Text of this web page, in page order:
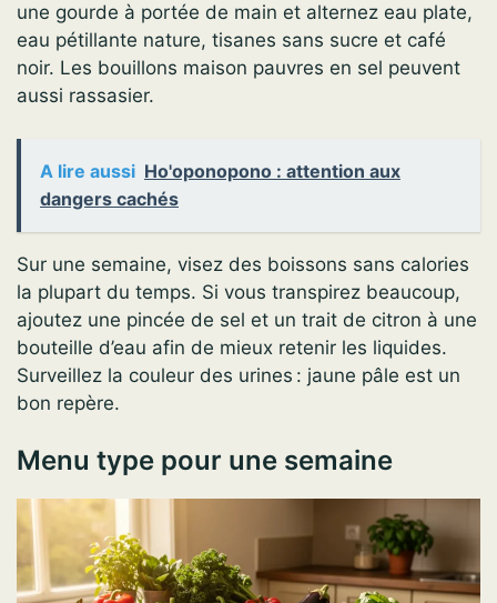
une gourde à portée de main et alternez eau plate,
eau pétillante nature, tisanes sans sucre et café
noir. Les bouillons maison pauvres en sel peuvent
aussi rassasier.
A lire aussi Ho'oponopono : attention aux
dangers cachés
Sur une semaine, visez des boissons sans calories
la plupart du temps. Si vous transpirez beaucoup,
ajoutez une pincée de sel et un trait de citron à une
bouteille d’eau afin de mieux retenir les liquides.
Surveillez la couleur des urines : jaune pâle est un
bon repère.
Menu type pour une semaine